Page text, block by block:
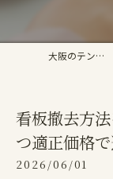
大阪のテントなら株式会社創基
看板撤去方
つ適正価格
2026/06/01